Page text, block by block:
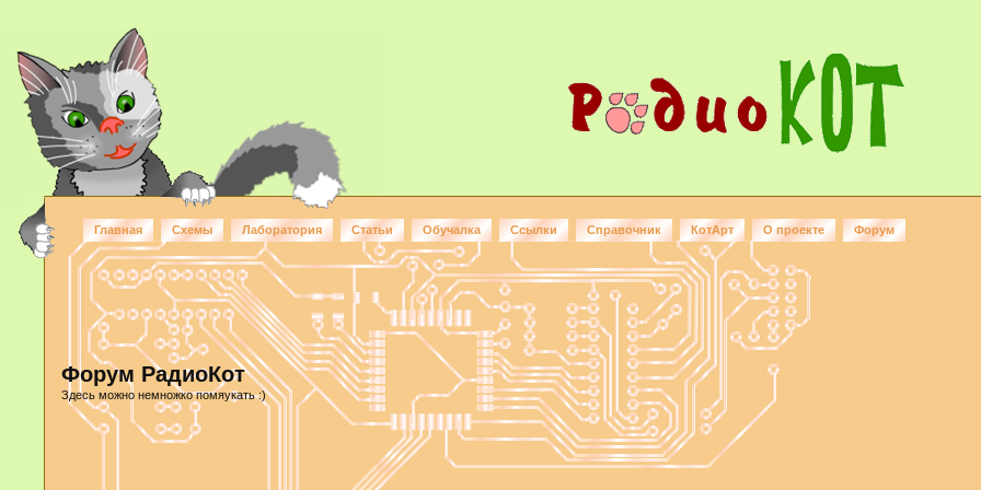
Главная Схемы Лаборатория Статьи Обучалка Ссылки Справочник КотАрт О проекте Форум
Форум РадиоКот
Здесь можно немножко помяукать :)